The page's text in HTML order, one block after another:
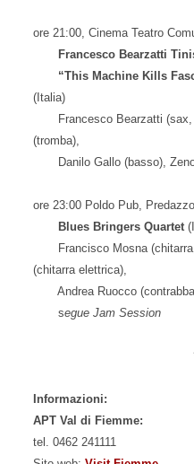
ore 21:00, Cinema Teatro
Francesco Bearzatti
“This Machine Kills
(Italia)
Francesco Bearzatti (sax,
(tromba),
Danilo Gallo (basso),
ore 23:00 Poldo Pub, Predazzo
Blues Bringers Quartet
Francisco Mosna
(chitarra elettrica),
Andrea Ruocco
segue Jam Session
Informazioni:
APT Val di Fiemme:
tel. 0462 241111